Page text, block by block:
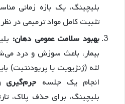
بلیچینگ، یک بازه زمانی
تثبیت کامل مواد ترمیمی در
بهبود سلامت عمومی دهان:
بیمار، باعث سوزش و درد
لثه (ژنژیویت یا پریودنتیت)
انجام یک جلسهجرم‌گیری
بلیچینگ، برای حذف پلاک،